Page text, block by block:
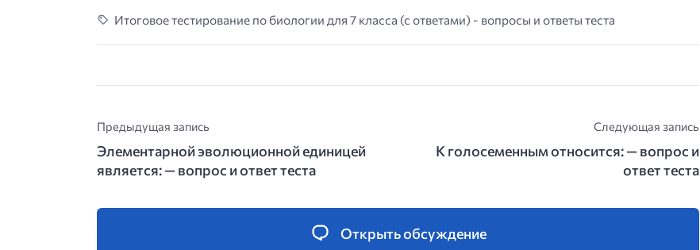
Итоговое тестирование по биологии для 7 класса (с ответами) - вопросы и ответы теста
Предыдущая запись
Элементарной эволюционной единицей
является: — вопрос и ответ теста
Следующая запись
К голосеменным относится: — вопрос и
ответ теста
Открыть обсуждение